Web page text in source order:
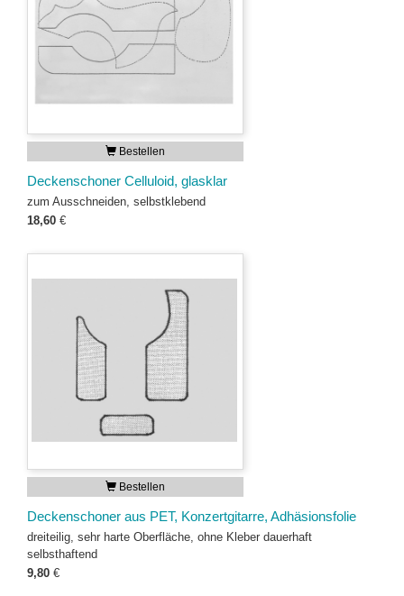
Bestellen
Deckenschoner Celluloid, glasklar
zum Ausschneiden, selbstklebend
18,60 €
Bestellen
Deckenschoner aus PET, Konzertgitarre, Adhäsionsfolie
dreiteilig, sehr harte Oberfläche, ohne Kleber dauerhaft
selbsthaftend
9,80 €